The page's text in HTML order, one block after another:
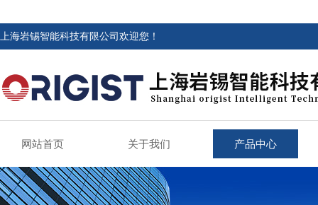
上海岩锡智能科技有限公司欢迎您！
网站首页 关于我们 产品中心